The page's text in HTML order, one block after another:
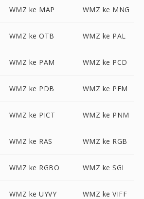
WMZ ke MAP WMZ ke MNG
WMZ ke OTB WMZ ke PAL
WMZ ke PAM WMZ ke PCD
WMZ ke PDB WMZ ke PFM
WMZ ke PICT WMZ ke PNM
WMZ ke RAS WMZ ke RGB
WMZ ke RGBO WMZ ke SGI
WMZ ke UYVY WMZ ke VIFF